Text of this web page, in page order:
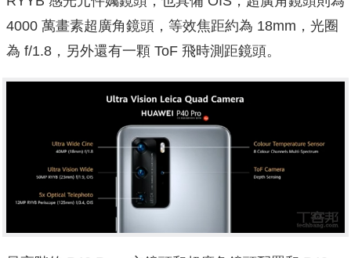
4000 萬畫素超廣角鏡頭，等效焦距約為 18mm，光圈
為 f/1.8，另外還有一顆 ToF 飛時測距鏡頭。